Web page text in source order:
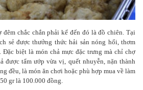
chắc chắn phải kể đến đó là đồ chiên. Tại
sẻ được thưởng thức hải sản nóng hổi, thơm
biệt là món chả mực đặc trưng mà chỉ chợ
được tẩm ướp vừa vị, quết nhuyễn, nặn thành
đều, là món ăn chơi hoặc phù hợp mua về làm
gr là 100.000 đồng.